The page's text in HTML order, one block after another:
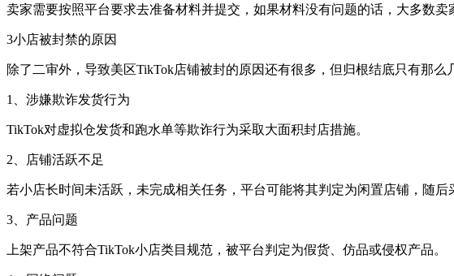
卖家需要按照平台要求去准备材料并提交，如果材料没有问题的话，大多数卖
3小店被封禁的原因
除了二审外，导致美区TikTok店铺被封的原因还有很多，但归根结底只有那么
1、涉嫌欺诈发货行为
TikTok对虚拟仓发货和跑水单等欺诈行为采取大面积封店措施。
2、店铺活跃不足
若小店长时间未活跃，未完成相关任务，平台可能将其判定为闲置店铺，随后
3、产品问题
上架产品不符合TikTok小店类目规范，被平台判定为假货、仿品或侵权产品。